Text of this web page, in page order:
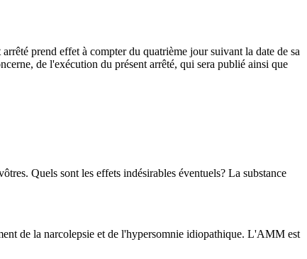
prend effet à compter du quatrième jour suivant la date de sa
de l'exécution du présent arrêté, qui sera publié ainsi que
Quels sont les effets indésirables éventuels? La substance
de la narcolepsie et de l'hypersomnie idiopathique. L'AMM est